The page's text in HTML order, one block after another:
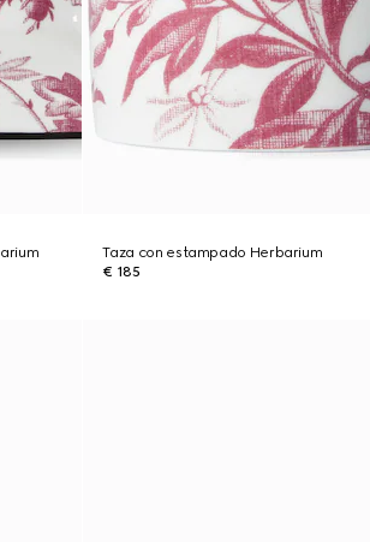
Taza con estampado Herbarium
€ 185